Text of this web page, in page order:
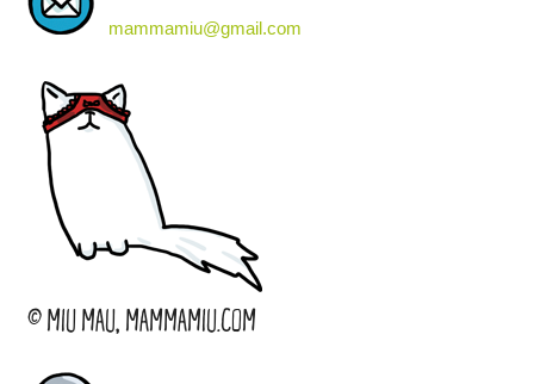
mammamiu@gmail.com
© MIU MAU, MAMMAMIU.COM